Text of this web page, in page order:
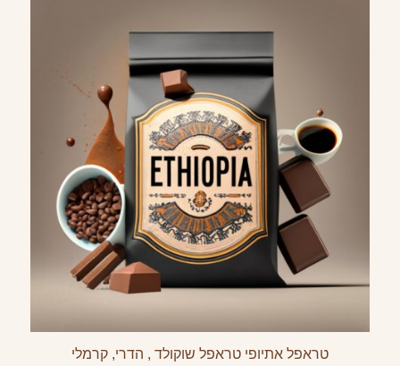
טראפל אתיופי טראפל שוקולד , הדרי, קרמלי